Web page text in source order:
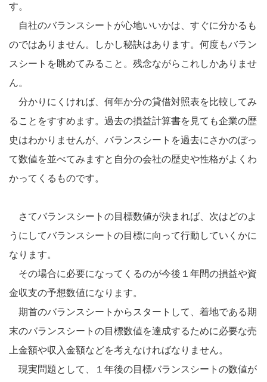
す。
自社のバランスシートが心地いいかは、すぐに分かるも
のではありません。しかし秘訣はあります。何度もバラン
スシートを眺めてみること。残念ながらこれしかありませ
ん。
分かりにくければ、何年か分の貸借対照表を比較してみ
ることをすすめます。過去の損益計算書を見ても企業の歴
史はわかりませんが、バランスシートを過去にさかのぼっ
て数値を並べてみますと自分の会社の歴史や性格がよくわ
かってくるものです。
さてバランスシートの目標数値が決まれば、次はどのよ
うにしてバランスシートの目標に向って行動していくかに
なります。
その場合に必要になってくるのが今後１年間の損益や資
金収支の予想数値になります。
期首のバランスシートからスタートして、着地である期
末のバランスシートの目標数値を達成するために必要な売
上金額や収入金額などを考えなければなりません。
現実問題として、１年後の目標バランスシートの数値が